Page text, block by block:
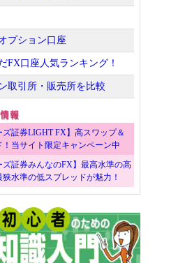
プション口座
FX口座人気ランキング！
取引所・販売所を比較
ズ証券LIGHT FX】高スワップ＆
！当サイト限定キャンペーン中
ズ証券みんなのFX】最高水準の高
水準の低スプレッドが魅力！